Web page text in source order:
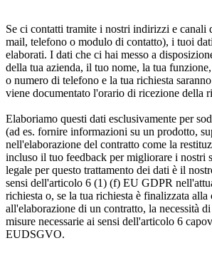
Se ci contatti tramite i nostri indirizzi e canali
mail, telefono o modulo di contatto), i tuoi
elaborati. I dati che ci hai messo a
della tua azienda, il tuo nome, la tua
o numero di telefono e la tua richiesta
viene documentato l'orario di ricezione della
Elaboriamo questi dati esclusivamente per
(ad es. fornire informazioni su un prodotto,
nell'elaborazione del contratto come la
incluso il tuo feedback per migliorare i nostri
legale per questo trattamento dei dati è il
sensi dell'articolo 6 (1) (f) EU GDPR
richiesta o, se la tua richiesta è finalizzata alla
all'elaborazione di un contratto, la necessità
misure necessarie ai sensi dell'articolo 6
EUDSGVO.